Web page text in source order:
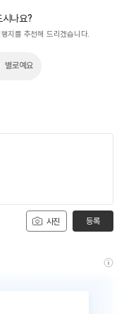
나요?
지를 추천해 드리겠습니다.
별로예요
사진 등록